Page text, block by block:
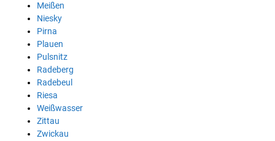
Meißen
Niesky
Pirna
Plauen
Pulsnitz
Radeberg
Radebeul
Riesa
Weißwasser
Zittau
Zwickau